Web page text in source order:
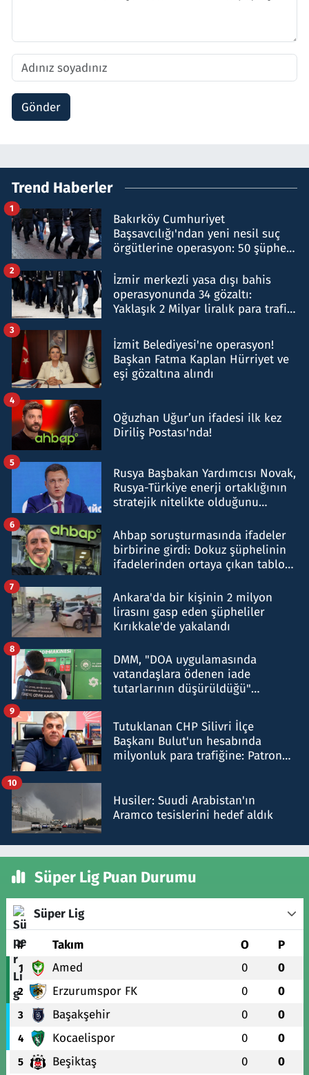
Gönder
Trend Haberler
Bakırköy Cumhuriyet
Başsavcılığı'ndan yeni nesil suç
örgütlerine operasyon: 50 şüpheli
1
İzmir merkezli yasa dışı bahis
operasyonunda 34 gözaltı:
Yaklaşık 2 Milyar liralık para trafiği
2
İzmit Belediyesi'ne operasyon!
Başkan Fatma Kaplan Hürriyet ve
eşi gözaltına alındı
3
Oğuzhan Uğur’un ifadesi ilk kez
Diriliş Postası'nda!
4
Rusya Başbakan Yardımcısı Novak,
Rusya-Türkiye enerji ortaklığının
stratejik nitelikte olduğunu
5
Ahbap soruşturmasında ifadeler
birbirine girdi: Dokuz şüphelinin
ifadelerinden ortaya çıkan tablo
6
Ankara'da bir kişinin 2 milyon
lirasını gasp eden şüpheliler
Kırıkkale'de yakalandı
7
DMM, "DOA uygulamasında
vatandaşlara ödenen iade
tutarlarının düşürüldüğü"
8
Tutuklanan CHP Silivri İlçe
Başkanı Bulut'un hesabında
milyonluk para trafiğine: Patron
9
Husiler: Suudi Arabistan'ın
Aramco tesislerini hedef aldık
10
Süper Lig Puan Durumu
Süper Lig
# Takım O P
1 Amed 0 0
2 Erzurumspor FK 0 0
3 Başakşehir 0 0
4 Kocaelispor 0 0
5 Beşiktaş 0 0